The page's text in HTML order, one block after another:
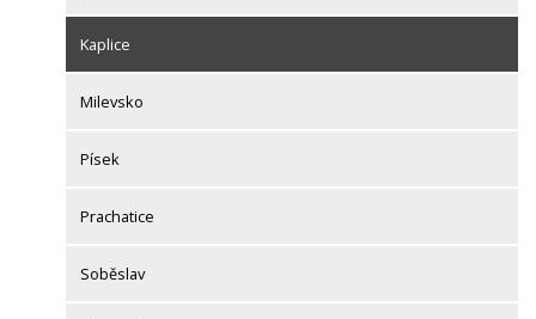
Kaplice
Milevsko
Písek
Prachatice
Soběslav